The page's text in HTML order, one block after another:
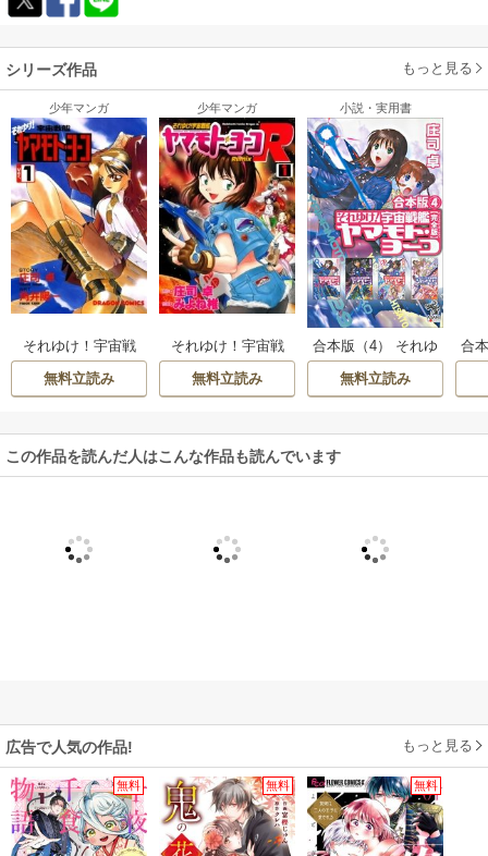
シリーズ作品 もっと見る
少年マンガ
それゆけ！宇宙戦
艦ヤマモト・ヨー
コ
無料立読み
少年マンガ
それゆけ！宇宙戦
艦ヤマモト・ヨー
コRemix
無料立読み
小説・実用書
合本版（4） それゆ
け！ 宇宙戦艦ヤマ
モト・ヨーコ【完
無料立読み
合
け
この作品を読んだ人はこんな作品も読んでいます
広告で人気の作品! もっと見る
無料 無料 無料